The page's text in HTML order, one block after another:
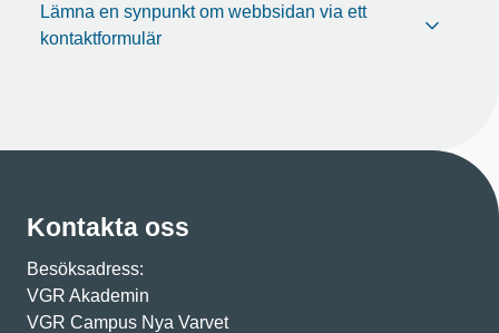
Lämna en synpunkt om webbsidan via ett
kontaktformulär
Kontakta oss
Besöksadress:
VGR Akademin
VGR Campus Nya Varvet